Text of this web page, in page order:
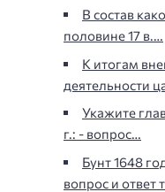
В состав
половине 17 в.…
К итогам
деятельности
Укажите
г.: - вопрос…
Бунт 1648
вопрос и ответ